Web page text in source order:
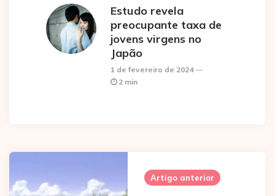
Estudo revela
preocupante taxa de
jovens virgens no
Japão
1 de fevereiro de 2024
2 min
Post
navigation
Artigo anterior